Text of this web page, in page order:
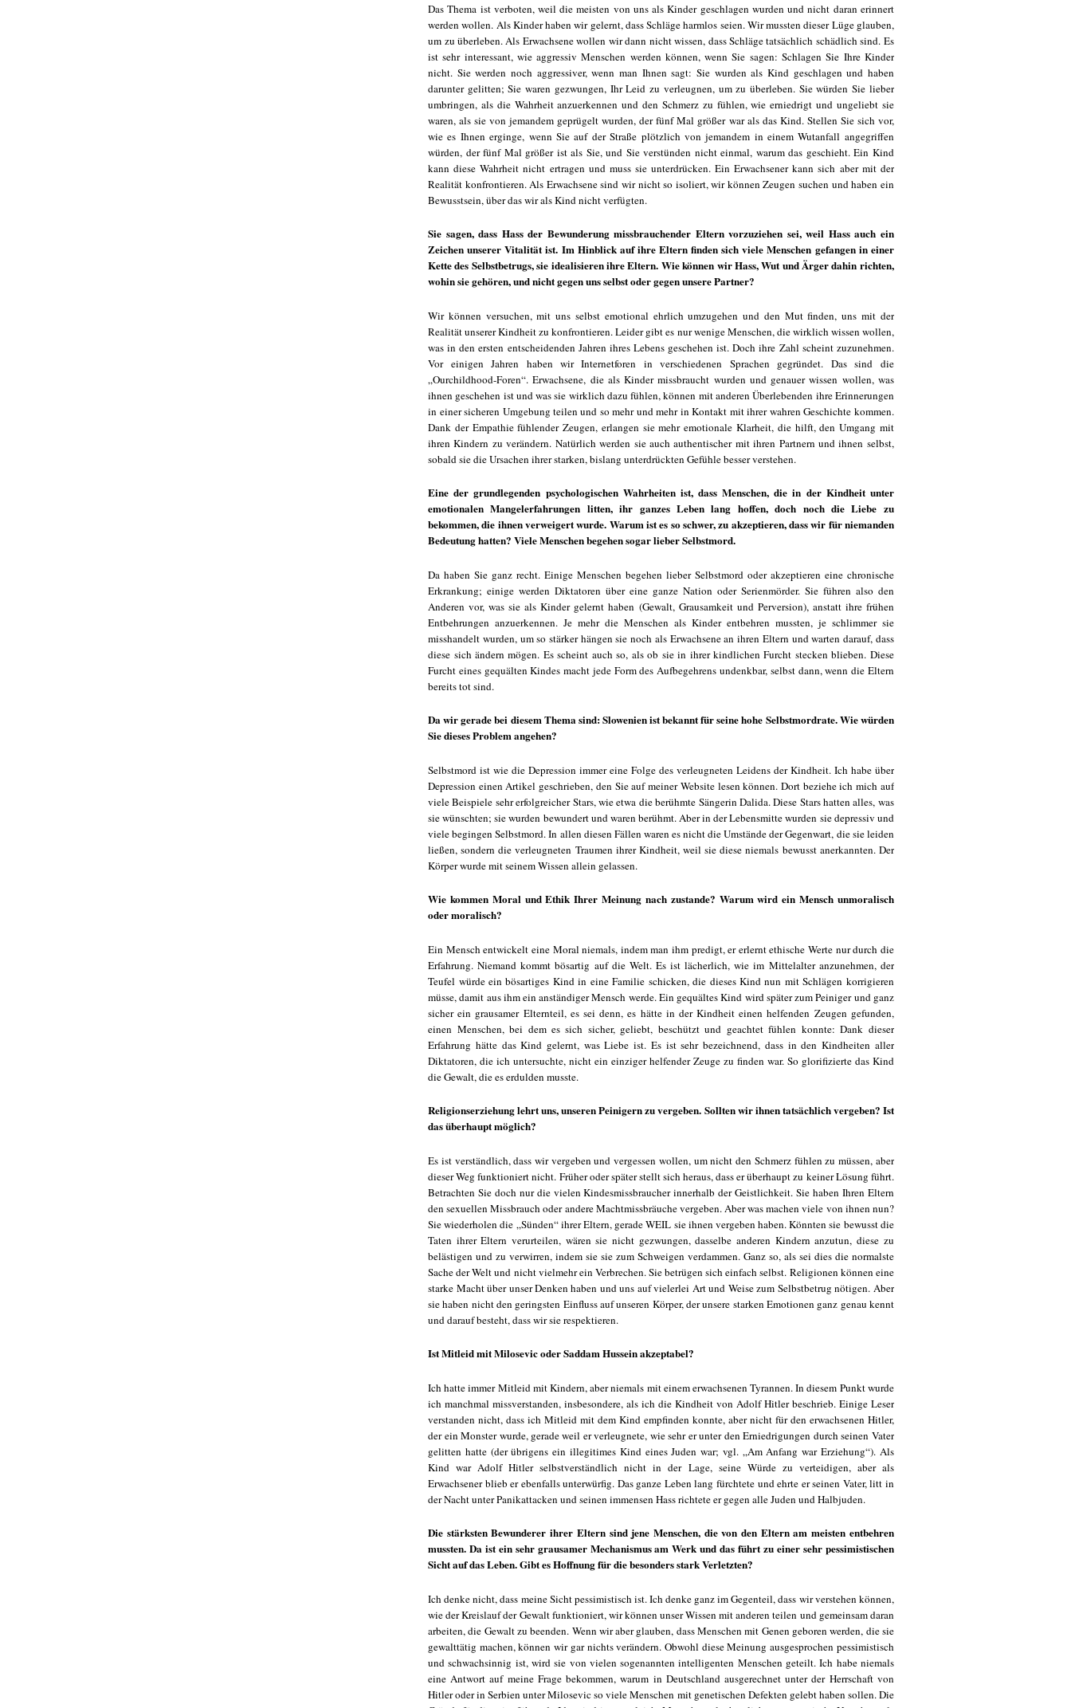
Das Thema ist verboten, weil die meisten von uns als Kinder geschlagen wurden und nicht daran erinnert
werden wollen. Als Kinder haben wir gelernt, dass Schläge harmlos seien. Wir mussten dieser Lüge glauben,
um zu überleben. Als Erwachsene wollen wir dann nicht wissen, dass Schläge tatsächlich schädlich sind. Es
ist sehr interessant, wie aggressiv Menschen werden können, wenn Sie sagen: Schlagen Sie Ihre Kinder
nicht. Sie werden noch aggressiver, wenn man Ihnen sagt: Sie wurden als Kind geschlagen und haben
darunter gelitten; Sie waren gezwungen, Ihr Leid zu verleugnen, um zu überleben. Sie würden Sie lieber
umbringen, als die Wahrheit anzuerkennen und den Schmerz zu fühlen, wie erniedrigt und ungeliebt sie
waren, als sie von jemandem geprügelt wurden, der fünf Mal größer war als das Kind. Stellen Sie sich vor,
wie es Ihnen erginge, wenn Sie auf der Straße plötzlich von jemandem in einem Wutanfall angegriffen
würden, der fünf Mal größer ist als Sie, und Sie verstünden nicht einmal, warum das geschieht. Ein Kind
kann diese Wahrheit nicht ertragen und muss sie unterdrücken. Ein Erwachsener kann sich aber mit der
Realität konfrontieren. Als Erwachsene sind wir nicht so isoliert, wir können Zeugen suchen und haben ein
Bewusstsein, über das wir als Kind nicht verfügten.
Sie sagen, dass Hass der Bewunderung missbrauchender Eltern vorzuziehen sei, weil Hass auch ein
Zeichen unserer Vitalität ist. Im Hinblick auf ihre Eltern finden sich viele Menschen gefangen in einer
Kette des Selbstbetrugs, sie idealisieren ihre Eltern. Wie können wir Hass, Wut und Ärger dahin richten,
wohin sie gehören, und nicht gegen uns selbst oder gegen unsere Partner?
Wir können versuchen, mit uns selbst emotional ehrlich umzugehen und den Mut finden, uns mit der
Realität unserer Kindheit zu konfrontieren. Leider gibt es nur wenige Menschen, die wirklich wissen wollen,
was in den ersten entscheidenden Jahren ihres Lebens geschehen ist. Doch ihre Zahl scheint zuzunehmen.
Vor einigen Jahren haben wir Internetforen in verschiedenen Sprachen gegründet. Das sind die
„Ourchildhood-Foren“. Erwachsene, die als Kinder missbraucht wurden und genauer wissen wollen, was
ihnen geschehen ist und was sie wirklich dazu fühlen, können mit anderen Überlebenden ihre Erinnerungen
in einer sicheren Umgebung teilen und so mehr und mehr in Kontakt mit ihrer wahren Geschichte kommen.
Dank der Empathie fühlender Zeugen, erlangen sie mehr emotionale Klarheit, die hilft, den Umgang mit
ihren Kindern zu verändern. Natürlich werden sie auch authentischer mit ihren Partnern und ihnen selbst,
sobald sie die Ursachen ihrer starken, bislang unterdrückten Gefühle besser verstehen.
Eine der grundlegenden psychologischen Wahrheiten ist, dass Menschen, die in der Kindheit unter
emotionalen Mangelerfahrungen litten, ihr ganzes Leben lang hoffen, doch noch die Liebe zu
bekommen, die ihnen verweigert wurde. Warum ist es so schwer, zu akzeptieren, dass wir für niemanden
Bedeutung hatten? Viele Menschen begehen sogar lieber Selbstmord.
Da haben Sie ganz recht. Einige Menschen begehen lieber Selbstmord oder akzeptieren eine chronische
Erkrankung; einige werden Diktatoren über eine ganze Nation oder Serienmörder. Sie führen also den
Anderen vor, was sie als Kinder gelernt haben (Gewalt, Grausamkeit und Perversion), anstatt ihre frühen
Entbehrungen anzuerkennen. Je mehr die Menschen als Kinder entbehren mussten, je schlimmer sie
misshandelt wurden, um so stärker hängen sie noch als Erwachsene an ihren Eltern und warten darauf, dass
diese sich ändern mögen. Es scheint auch so, als ob sie in ihrer kindlichen Furcht stecken blieben. Diese
Furcht eines gequälten Kindes macht jede Form des Aufbegehrens undenkbar, selbst dann, wenn die Eltern
bereits tot sind.
Da wir gerade bei diesem Thema sind: Slowenien ist bekannt für seine hohe Selbstmordrate. Wie würden
Sie dieses Problem angehen?
Selbstmord ist wie die Depression immer eine Folge des verleugneten Leidens der Kindheit. Ich habe über
Depression einen Artikel geschrieben, den Sie auf meiner Website lesen können. Dort beziehe ich mich auf
viele Beispiele sehr erfolgreicher Stars, wie etwa die berühmte Sängerin Dalida. Diese Stars hatten alles, was
sie wünschten; sie wurden bewundert und waren berühmt. Aber in der Lebensmitte wurden sie depressiv und
viele begingen Selbstmord. In allen diesen Fällen waren es nicht die Umstände der Gegenwart, die sie leiden
ließen, sondern die verleugneten Traumen ihrer Kindheit, weil sie diese niemals bewusst anerkannten. Der
Körper wurde mit seinem Wissen allein gelassen.
Wie kommen Moral und Ethik Ihrer Meinung nach zustande? Warum wird ein Mensch unmoralisch
oder moralisch?
Ein Mensch entwickelt eine Moral niemals, indem man ihm predigt, er erlernt ethische Werte nur durch die
Erfahrung. Niemand kommt bösartig auf die Welt. Es ist lächerlich, wie im Mittelalter anzunehmen, der
Teufel würde ein bösartiges Kind in eine Familie schicken, die dieses Kind nun mit Schlägen korrigieren
müsse, damit aus ihm ein anständiger Mensch werde. Ein gequältes Kind wird später zum Peiniger und ganz
sicher ein grausamer Elternteil, es sei denn, es hätte in der Kindheit einen helfenden Zeugen gefunden,
einen Menschen, bei dem es sich sicher, geliebt, beschützt und geachtet fühlen konnte: Dank dieser
Erfahrung hätte das Kind gelernt, was Liebe ist. Es ist sehr bezeichnend, dass in den Kindheiten aller
Diktatoren, die ich untersuchte, nicht ein einziger helfender Zeuge zu finden war. So glorifizierte das Kind
die Gewalt, die es erdulden musste.
Religionserziehung lehrt uns, unseren Peinigern zu vergeben. Sollten wir ihnen tatsächlich vergeben? Ist
das überhaupt möglich?
Es ist verständlich, dass wir vergeben und vergessen wollen, um nicht den Schmerz fühlen zu müssen, aber
dieser Weg funktioniert nicht. Früher oder später stellt sich heraus, dass er überhaupt zu keiner Lösung führt.
Betrachten Sie doch nur die vielen Kindesmissbraucher innerhalb der Geistlichkeit. Sie haben Ihren Eltern
den sexuellen Missbrauch oder andere Machtmissbräuche vergeben. Aber was machen viele von ihnen nun?
Sie wiederholen die „Sünden“ ihrer Eltern, gerade WEIL sie ihnen vergeben haben. Könnten sie bewusst die
Taten ihrer Eltern verurteilen, wären sie nicht gezwungen, dasselbe anderen Kindern anzutun, diese zu
belästigen und zu verwirren, indem sie sie zum Schweigen verdammen. Ganz so, als sei dies die normalste
Sache der Welt und nicht vielmehr ein Verbrechen. Sie betrügen sich einfach selbst. Religionen können eine
starke Macht über unser Denken haben und uns auf vielerlei Art und Weise zum Selbstbetrug nötigen. Aber
sie haben nicht den geringsten Einfluss auf unseren Körper, der unsere starken Emotionen ganz genau kennt
und darauf besteht, dass wir sie respektieren.
Ist Mitleid mit Milosevic oder Saddam Hussein akzeptabel?
Ich hatte immer Mitleid mit Kindern, aber niemals mit einem erwachsenen Tyrannen. In diesem Punkt wurde
ich manchmal missverstanden, insbesondere, als ich die Kindheit von Adolf Hitler beschrieb. Einige Leser
verstanden nicht, dass ich Mitleid mit dem Kind empfinden konnte, aber nicht für den erwachsenen Hitler,
der ein Monster wurde, gerade weil er verleugnete, wie sehr er unter den Erniedrigungen durch seinen Vater
gelitten hatte (der übrigens ein illegitimes Kind eines Juden war; vgl. „Am Anfang war Erziehung“). Als
Kind war Adolf Hitler selbstverständlich nicht in der Lage, seine Würde zu verteidigen, aber als
Erwachsener blieb er ebenfalls unterwürfig. Das ganze Leben lang fürchtete und ehrte er seinen Vater, litt in
der Nacht unter Panikattacken und seinen immensen Hass richtete er gegen alle Juden und Halbjuden.
Die stärksten Bewunderer ihrer Eltern sind jene Menschen, die von den Eltern am meisten entbehren
mussten. Da ist ein sehr grausamer Mechanismus am Werk und das führt zu einer sehr pessimistischen
Sicht auf das Leben. Gibt es Hoffnung für die besonders stark Verletzten?
Ich denke nicht, dass meine Sicht pessimistisch ist. Ich denke ganz im Gegenteil, dass wir verstehen können,
wie der Kreislauf der Gewalt funktioniert, wir können unser Wissen mit anderen teilen und gemeinsam daran
arbeiten, die Gewalt zu beenden. Wenn wir aber glauben, dass Menschen mit Genen geboren werden, die sie
gewalttätig machen, können wir gar nichts verändern. Obwohl diese Meinung ausgesprochen pessimistisch
und schwachsinnig ist, wird sie von vielen sogenannten intelligenten Menschen geteilt. Ich habe niemals
eine Antwort auf meine Frage bekommen, warum in Deutschland ausgerechnet unter der Herrschaft von
Hitler oder in Serbien unter Milosevic so viele Menschen mit genetischen Defekten gelebt haben sollen. Die